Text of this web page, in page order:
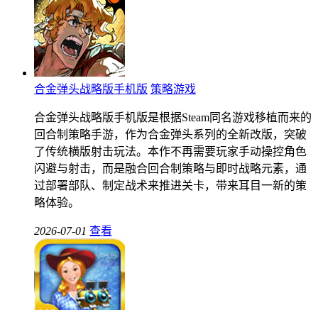
合金弹头战略版手机版 策略游戏
合金弹头战略版手机版是根据Steam同名游戏移植而来的
回合制策略手游，作为合金弹头系列的全新改版，突破
了传统横版射击玩法。本作不再需要玩家手动操控角色
闪避与射击，而是融合回合制策略与即时战略元素，通
过部署部队、制定战术来推进关卡，带来耳目一新的策
略体验。
2026-07-01 查看